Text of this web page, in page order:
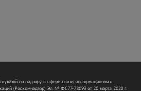
по надзору в сфере связи, информационных
(Роскомнадзор) Эл. № ФС77-78093 от 20 марта 2020 г.